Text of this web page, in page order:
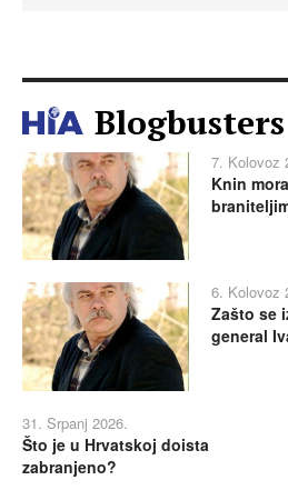
Blogbusters
7. Kolovoz
Knin
6. Kolovoz
Zašto se
general
31. Srpanj 2026.
Što je u Hrvatskoj doista
zabranjeno?